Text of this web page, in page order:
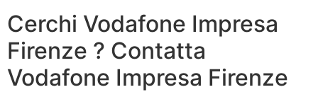
Cerchi Vodafone Impresa
Firenze ? Contatta
Vodafone Impresa Firenze